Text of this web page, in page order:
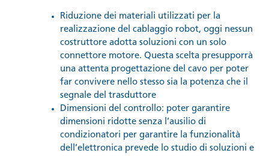
Riduzione dei materiali utilizzati per la
realizzazione del cablaggio robot, oggi nessun
costruttore adotta soluzioni con un solo
connettore motore. Questa scelta presupporrà
una attenta progettazione del cavo per poter
far convivere nello stesso sia la potenza che il
segnale del trasduttore
Dimensioni del controllo: poter garantire
dimensioni ridotte senza l’ausilio di
condizionatori per garantire la funzionalità
dell’elettronica prevede lo studio di soluzioni e